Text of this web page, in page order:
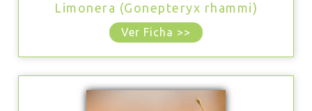
Limonera (Gonepteryx rhammi)
Ver Ficha >>